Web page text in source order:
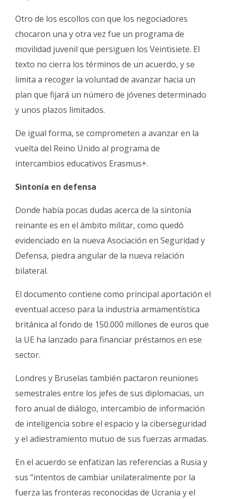
Otro de los escollos con que los negociadores
chocaron una y otra vez fue un programa de
movilidad juvenil que persiguen los Veintisiete. El
texto no cierra los términos de un acuerdo, y se
limita a recoger la voluntad de avanzar hacia un
plan que fijará un número de jóvenes determinado
y unos plazos limitados.
De igual forma, se comprometen a avanzar en la
vuelta del Reino Unido al programa de
intercambios educativos Erasmus+.
Sintonía en defensa
Donde había pocas dudas acerca de la sintonía
reinante es en el ámbito militar, como quedó
evidenciado en la nueva Asociación en Seguridad y
Defensa, piedra angular de la nueva relación
bilateral.
El documento contiene como principal aportación el
eventual acceso para la industria armamentística
británica al fondo de 150.000 millones de euros que
la UE ha lanzado para financiar préstamos en ese
sector.
Londres y Bruselas también pactaron reuniones
semestrales entre los jefes de sus diplomacias, un
foro anual de diálogo, intercambio de información
de inteligencia sobre el espacio y la ciberseguridad
y el adiestramiento mutuo de sus fuerzas armadas.
En el acuerdo se enfatizan las referencias a Rusia y
sus “intentos de cambiar unilateralmente por la
fuerza las fronteras reconocidas de Ucrania y el